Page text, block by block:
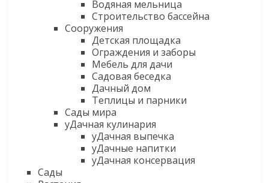
Водяная мельница
Строительство бассейна
Сооружения
Детская площадка
Ограждения и заборы
Мебель для дачи
Садовая беседка
Дачный дом
Теплицы и парники
Сады мира
уДачная кулинария
уДачная выпечка
уДачные напитки
уДачная консервация
Сады